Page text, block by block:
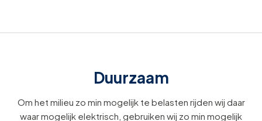
Duurzaam
Om het milieu zo min mogelijk te belasten rijden wij daar
waar mogelijk elektrisch, gebruiken wij zo min mogelijk